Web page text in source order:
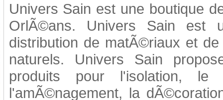
Univers Sain est une boutique
OrlÃ©ans. Univers Sain est
distribution de matÃ©riaux et
naturels. Univers Sain
produits pour l'isolation, le
l'amÃ©nagement, la